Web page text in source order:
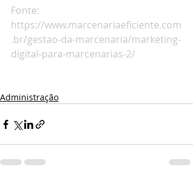
Fonte:
https://www.marcenariaeficiente.com
.br/gestao-da-marcenaria/marketing-
digital-para-marcenarias-2/
Administração